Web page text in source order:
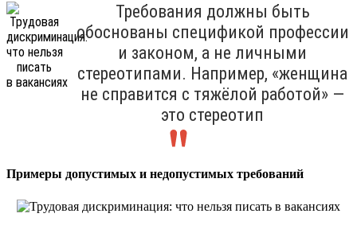
Требования должны быть
обоснованы спецификой профессии
и законом, а не личными
стереотипами. Например, «женщина
не справится с тяжёлой работой» —
это стереотип
Примеры допустимых и недопустимых требований